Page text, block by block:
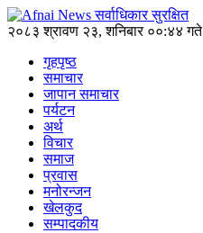
२०८३ श्रावण २३, शनिबार ००:४४ गते
गृहपृष्ठ
समाचार
जापान समाचार
पर्यटन
अर्थ
विचार
समाज
प्रवास
मनोरन्जन
खेलकुद
सम्पादकीय